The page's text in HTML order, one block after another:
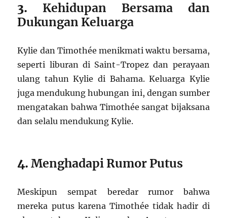
3. Kehidupan Bersama dan
Dukungan Keluarga
Kylie dan Timothée menikmati waktu bersama,
seperti liburan di Saint-Tropez dan perayaan
ulang tahun Kylie di Bahama. Keluarga Kylie
juga mendukung hubungan ini, dengan sumber
mengatakan bahwa Timothée sangat bijaksana
dan selalu mendukung Kylie.
4.Menghadapi Rumor Putus
Meskipun sempat beredar rumor bahwa
mereka putus karena Timothée tidak hadir di